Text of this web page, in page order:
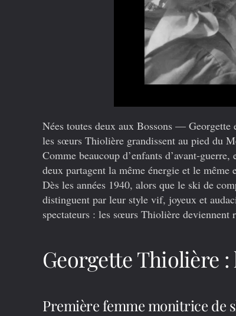
Nées toutes deux aux Bossons — Georgette
les sœurs Thiolière grandissent au pied du
Comme beaucoup d’enfants d’avant-
deux partagent la même énergie et le même
Dès les années 1940, alors que le ski de
distinguent par leur style vif, joyeux et
spectateurs : les sœurs Thiolière deviennent
Georgette Thiolière
Première femme monitrice de